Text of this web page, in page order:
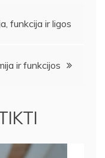
funkcija ir ligos
ir funkcijos